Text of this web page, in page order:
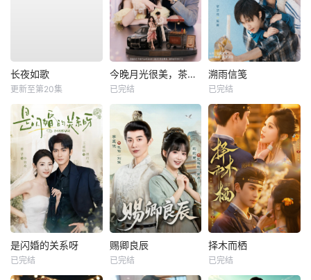
长夜如歌
更新至第20集
今晚月光很美，茶香四溢
已完结
溯雨信笺
已完结
是闪婚的关系呀
已完结
赐卿良辰
已完结
择木而栖
已完结